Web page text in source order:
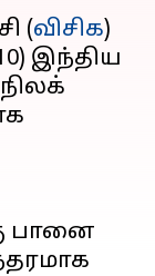
(விசிக)
இந்திய
பானை